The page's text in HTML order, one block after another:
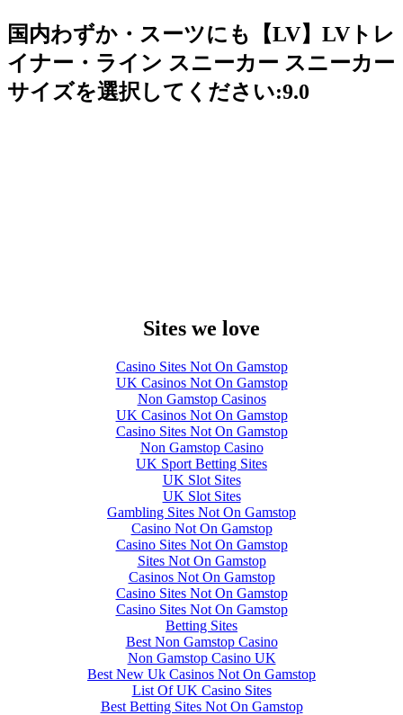
国内わずか・スーツにも【LV】LVトレ
イナー・ライン スニーカー スニーカー
サイズを選択してください:9.0
Sites we love
Casino Sites Not On Gamstop
UK Casinos Not On Gamstop
Non Gamstop Casinos
UK Casinos Not On Gamstop
Casino Sites Not On Gamstop
Non Gamstop Casino
UK Sport Betting Sites
UK Slot Sites
UK Slot Sites
Gambling Sites Not On Gamstop
Casino Not On Gamstop
Casino Sites Not On Gamstop
Sites Not On Gamstop
Casinos Not On Gamstop
Casino Sites Not On Gamstop
Casino Sites Not On Gamstop
Betting Sites
Best Non Gamstop Casino
Non Gamstop Casino UK
Best New Uk Casinos Not On Gamstop
List Of UK Casino Sites
Best Betting Sites Not On Gamstop